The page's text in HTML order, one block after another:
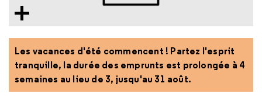
Les vacances d'été commencent ! Partez l'esprit
tranquille, la durée des emprunts est prolongée à 4
semaines au lieu de 3, jusqu'au 31 août.